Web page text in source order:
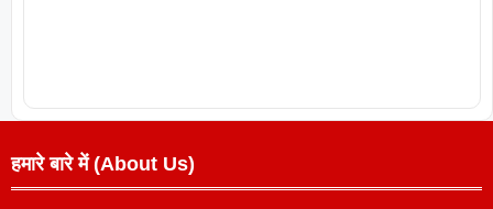
हमारे बारे में (About Us)